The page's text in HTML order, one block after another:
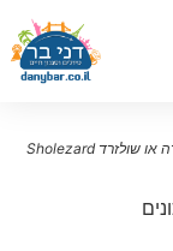
מתכון: זרדה או שולזרד Sholezard